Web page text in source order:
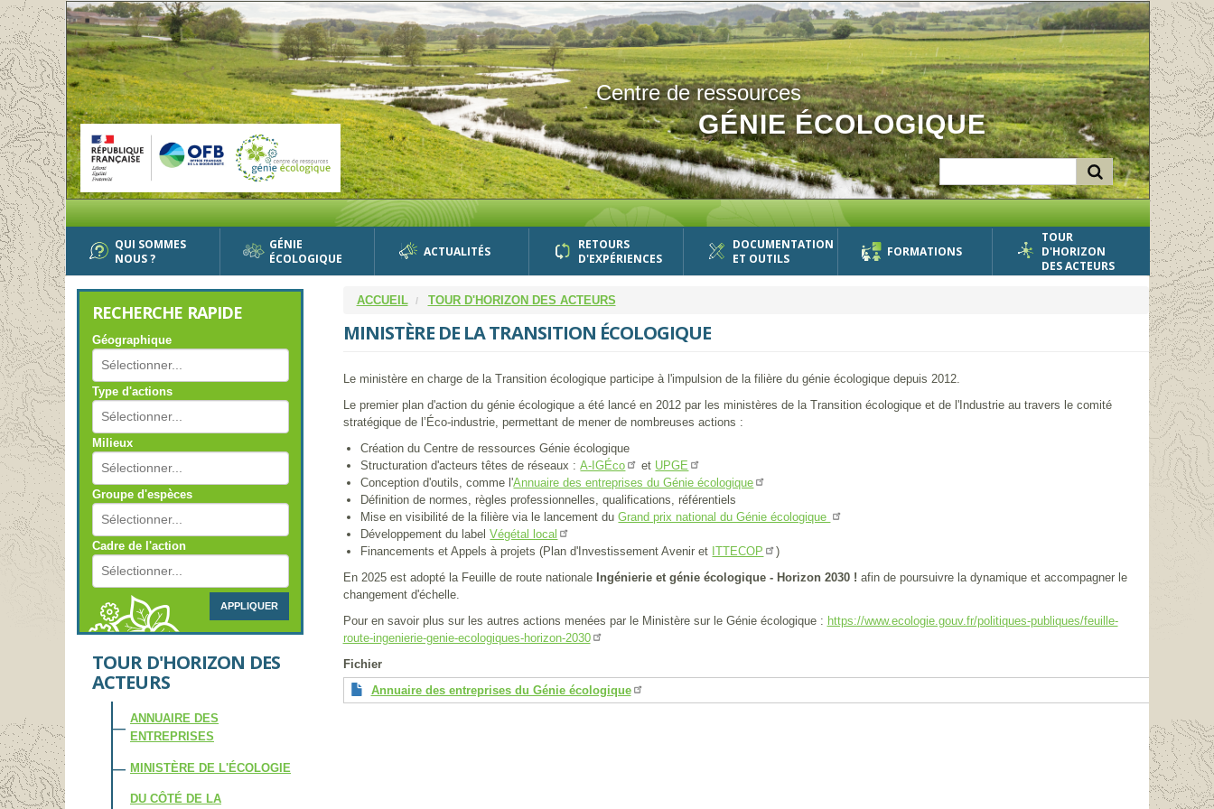
Aller
au
contenu
principal
Centre de ressources
GÉNIE ÉCOLOGIQUE
QUI SOMMES
NOUS ?
GÉNIE
ÉCOLOGIQUE
ACTUALITÉS
RETOURS
D'EXPÉRIENCES
DOCUMENTATION
ET OUTILS
FORMATIONS
TOUR
D'HORIZON
DES ACTEURS
RECHERCHE RAPIDE
Géographique
Type d'actions
Milieux
Groupe d'espèces
Cadre de l'action
APPLIQUER
TOUR D'HORIZON DES
ACTEURS
ANNUAIRE DES
ENTREPRISES
MINISTÈRE DE L'ÉCOLOGIE
DU CÔTÉ DE LA
ACCUEIL TOUR D'HORIZON DES ACTEURS
MINISTÈRE DE LA TRANSITION ÉCOLOGIQUE
Le ministère en charge de la Transition écologique participe à l'impulsion de la filière du génie écologique depuis 2012.
Le premier plan d'action du génie écologique a été lancé en 2012 par les ministères de la Transition écologique et de l'Industrie au travers le comité
stratégique de l’Éco-industrie, permettant de mener de nombreuses actions :
Création du Centre de ressources Génie écologique
Structuration d'acteurs têtes de réseaux :A-IGÉco et UPGE
Conception d'outils, comme l'Annuaire des entreprises du Génie écologique
Définition de normes, règles professionnelles, qualifications, référentiels
Mise en visibilité de la filière via le lancement duGrand prix national du Génie écologique
Développement du labelVégétal local
Financements et Appels à projets (Plan d'Investissement Avenir et ITTECOP
)
En 2025 est adopté la Feuille de route nationale Ingénierie et génie écologique - Horizon 2030 ! afin de poursuivre la dynamique et accompagner le
changement d'échelle.
Pour en savoir plus sur les autres actions menées par le Ministère sur le Génie écologique : https://www.ecologie.gouv.fr/politiques-publiques/feuille-
route-ingenierie-genie-ecologiques-horizon-2030
Fichier
Annuaire des entreprises du Génie écologique